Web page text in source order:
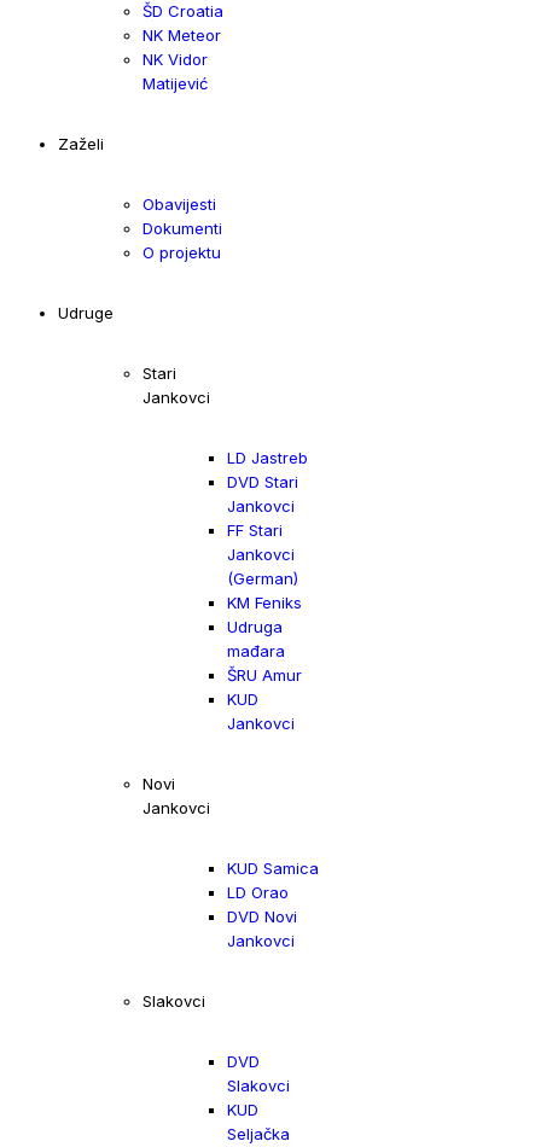
ŠD Croatia
NK Meteor
NK Vidor
Matijević
Zaželi
Obavijesti
Dokumenti
O projektu
Udruge
Stari
Jankovci
LD Jastreb
DVD Stari
Jankovci
FF Stari
Jankovci
(German)
KM Feniks
Udruga
mađara
ŠRU Amur
KUD
Jankovci
Novi
Jankovci
KUD Samica
LD Orao
DVD Novi
Jankovci
Slakovci
DVD
Slakovci
KUD
Seljačka